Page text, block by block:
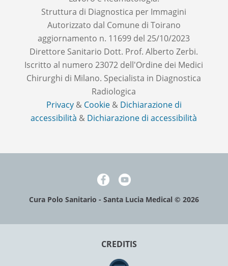
Struttura di Diagnostica per Immagini
Autorizzato dal Comune di Toirano
aggiornamento n. 11699 del 25/10/2023
Direttore Sanitario Dott. Prof. Alberto Zerbi.
Iscritto al numero 23072 dell'Ordine dei Medici
Chirurghi di Milano. Specialista in Diagnostica
Radiologica
Privacy& Cookie& Dichiarazione di
accessibilità & Dichiarazione di accessibilità
Cura Polo Sanitario - Santa Lucia Medical © 2026
FacebookFacebook
CREDITIS